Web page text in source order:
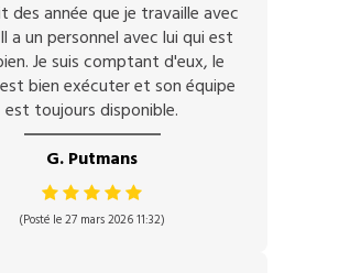
des année que je travaille avec
a un personnel avec lui qui est
Je suis comptant d'eux, le
bien exécuter et son équipe
est toujours disponible.
G. Putmans
(Posté le 27 mars 2026 11:32)